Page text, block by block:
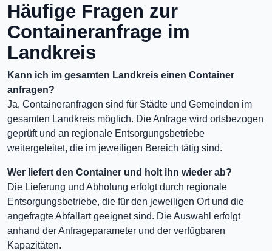
Häufige Fragen zur
Containeranfrage im
Landkreis
Kann ich im gesamten Landkreis einen Container
anfragen?
Ja, Containeranfragen sind für Städte und Gemeinden im
gesamten Landkreis möglich. Die Anfrage wird ortsbezogen
geprüft und an regionale Entsorgungsbetriebe
weitergeleitet, die im jeweiligen Bereich tätig sind.
Wer liefert den Container und holt ihn wieder ab?
Die Lieferung und Abholung erfolgt durch regionale
Entsorgungsbetriebe, die für den jeweiligen Ort und die
angefragte Abfallart geeignet sind. Die Auswahl erfolgt
anhand der Anfrageparameter und der verfügbaren
Kapazitäten.